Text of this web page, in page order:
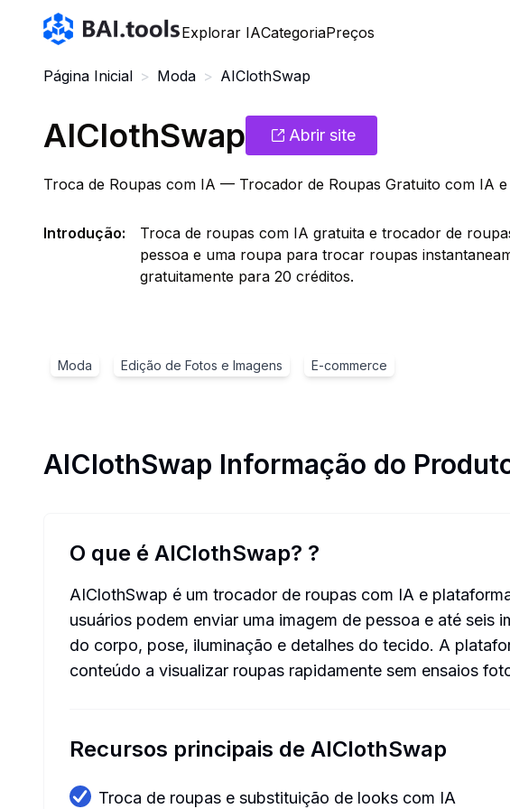
Bai.tools
Explorar IACategoriaPreços
Página Inicial > Moda > AIClothSwap
AIClothSwap Abrir site
Troca de Roupas com IA — Trocador de Roupas Gratuito com IA
Introdução:
Troca de roupas com IA gratuita e trocador de
pessoa e uma roupa para trocar roupas
gratuitamente para 20 créditos.
Moda Edição de Fotos e Imagens E-commerce
AIClothSwap Informação do
O que é AIClothSwap? ?
AIClothSwap é um trocador de roupas com IA e
usuários podem enviar uma imagem de pessoa e até seis
do corpo, pose, iluminação e detalhes do tecido. A
conteúdo a visualizar roupas rapidamente sem ensaios
Recursos principais de AIClothSwap
Troca de roupas e substituição de looks com IA